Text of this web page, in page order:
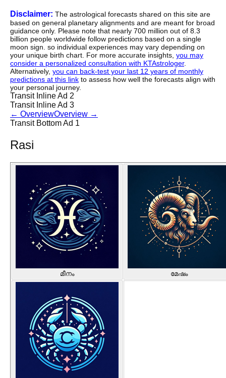
Disclaimer: The astrological forecasts shared on this site are
based on general planetary alignments and are meant for broad
guidance only. Please note that nearly 700 million out of 8.3
billion people worldwide follow predictions based on a single
moon sign. so individual experiences may vary depending on
your unique birth chart. For more accurate insights, you may
consider a personalized consultation with KTAstrologer.
Alternatively, you can back-test your last 12 years of monthly
predictions at this link to assess how well the forecasts align with
your personal journey.
Transit Inline Ad 2
Transit Inline Ad 3
← OverviewOverview →
Transit Bottom Ad 1
Rasi
മീനം മേഷം